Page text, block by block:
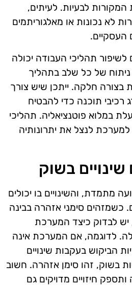
המקורות לבעיות. לעיתים,
לא נכונות או מאלגוריתמים
העסקיים.
תהליכי העבודה יכולה
ניתוח של כל שלב בתהליך
בצורה חלקה. ייתכן שיש צורך
תוכנה כדי להבטיח
במלוא פוטנציאליה. תהליכי
לנצל את יתרונותיה
בשוק
מתמדת, והשינויים בו יכולים
כשמזהים סימני אזהרה בבינה
יש לבדוק כיצד המערכת
לדוגמה, אם המערכת אינה
הביקוש בעקבות שינויים
בשוק, זהו סימן אזהרה. חשוב
חיזויים מדויקים גם